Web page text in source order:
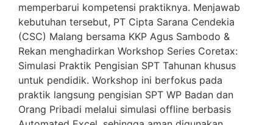
memperbarui kompetensi praktiknya. Menjawab
kebutuhan tersebut, PT Cipta Sarana Cendekia
(CSC) Malang bersama KKP Agus Sambodo &
Rekan menghadirkan Workshop Series Coretax:
Simulasi Praktik Pengisian SPT Tahunan khusus
untuk pendidik. Workshop ini berfokus pada
praktik langsung pengisian SPT WP Badan dan
Orang Pribadi melalui simulasi offline berbasis